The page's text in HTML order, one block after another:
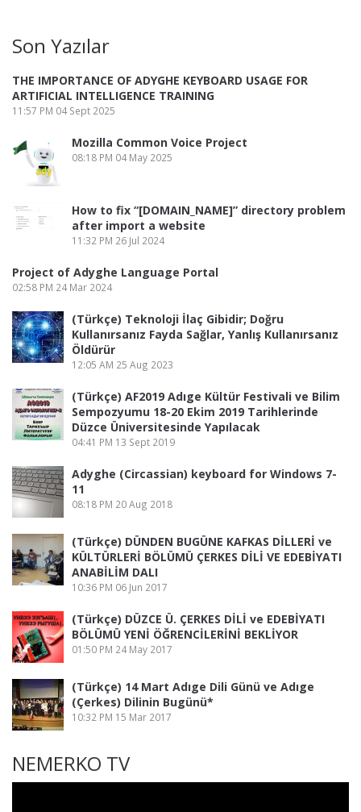
n
k
p
p k
Son Yazılar
THE IMPORTANCE OF ADYGHE KEYBOARD USAGE FOR
ARTIFICIAL INTELLIGENCE TRAINING
11:57 PM 04 Sept 2025
Mozilla Common Voice Project
08:18 PM 04 May 2025
How to fix “[DOMAIN_NAME]” directory problem
after import a website
11:32 PM 26 Jul 2024
Project of Adyghe Language Portal
02:58 PM 24 Mar 2024
(Türkçe) Teknoloji İlaç Gibidir; Doğru
Kullanırsanız Fayda Sağlar, Yanlış Kullanırsanız
Öldürür
12:05 AM 25 Aug 2023
(Türkçe) AF2019 Adıge Kültür Festivali ve Bilim
Sempozyumu 18-20 Ekim 2019 Tarihlerinde
Düzce Üniversitesinde Yapılacak
04:41 PM 13 Sept 2019
Adyghe (Circassian) keyboard for Windows 7-
11
08:18 PM 20 Aug 2018
(Türkçe) DÜNDEN BUGÜNE KAFKAS DİLLERİ ve
KÜLTÜRLERİ BÖLÜMÜ ÇERKES DİLİ VE EDEBİYATI
ANABİLİM DALI
10:36 PM 06 Jun 2017
(Türkçe) DÜZCE Ü. ÇERKES DİLİ ve EDEBİYATI
BÖLÜMÜ YENİ ÖĞRENCİLERİNİ BEKLİYOR
01:50 PM 24 May 2017
(Türkçe) 14 Mart Adıge Dili Günü ve Adıge
(Çerkes) Dilinin Bugünü*
10:32 PM 15 Mar 2017
NEMERKO TV